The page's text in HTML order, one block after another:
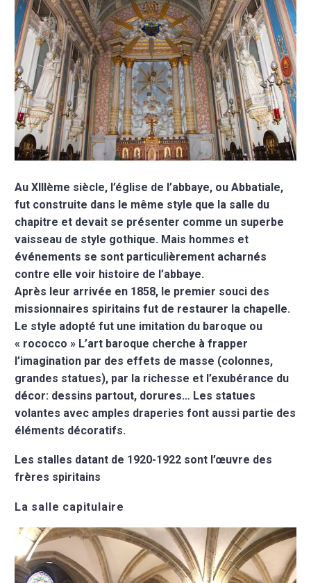
Au XIIIème siècle, l’église de l’abbaye, ou Abbatiale,
fut construite dans le même style que la salle du
chapitre et devait se présenter comme un superbe
vaisseau de style gothique. Mais hommes et
événements se sont particulièrement acharnés
contre elle voir histoire de l’abbaye.
Après leur arrivée en 1858, le premier souci des
missionnaires spiritains fut de restaurer la chapelle.
Le style adopté fut une imitation du baroque ou
« rococco » L’art baroque cherche à frapper
l’imagination par des effets de masse (colonnes,
grandes statues), par la richesse et l’exubérance du
décor: dessins partout, dorures… Les statues
volantes avec amples draperies font aussi partie des
éléments décoratifs.
Les stalles datant de 1920-1922 sont l’œuvre des
frères spiritains
La salle capitulaire